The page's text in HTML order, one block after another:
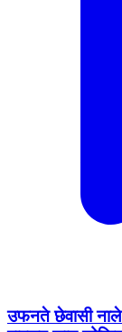
उफनते छेवासी